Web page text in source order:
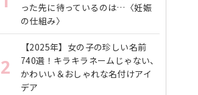
った先に待っているのは…〈妊娠
の仕組み〉
2
【2025年】女の子の珍しい名前
740選！キラキラネームじゃない、
かわいい＆おしゃれな名付けアイ
デア